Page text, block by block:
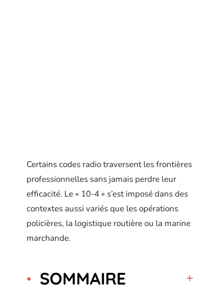
Certains codes radio traversent les frontières
professionnelles sans jamais perdre leur
efficacité. Le « 10-4 » s’est imposé dans des
contextes aussi variés que les opérations
policières, la logistique routière ou la marine
marchande.
SOMMAIRE